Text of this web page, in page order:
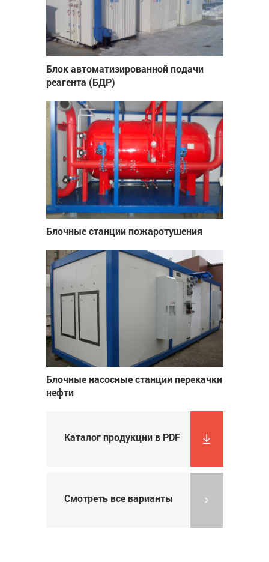
Блок автоматизированной подачи
реагента (БДР)
Блочные станции пожаротушения
Блочные насосные станции перекачки
нефти
Каталог продукции в PDF
Смотреть все варианты